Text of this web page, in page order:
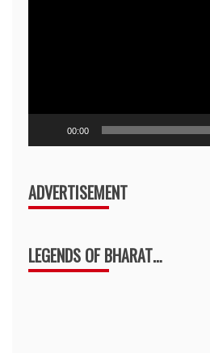
00:00
ADVERTISEMENT
LEGENDS OF BHARAT…